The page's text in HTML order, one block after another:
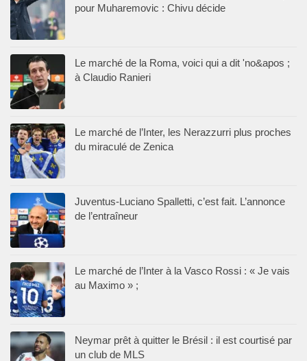
pour Muharemovic : Chivu décide
Le marché de la Roma, voici qui a dit 'no&apos ;
à Claudio Ranieri
Le marché de l’Inter, les Nerazzurri plus proches
du miraculé de Zenica
Juventus-Luciano Spalletti, c’est fait. L’annonce
de l’entraîneur
Le marché de l’Inter à la Vasco Rossi : « Je vais
au Maximo » ;
Neymar prêt à quitter le Brésil : il est courtisé par
un club de MLS